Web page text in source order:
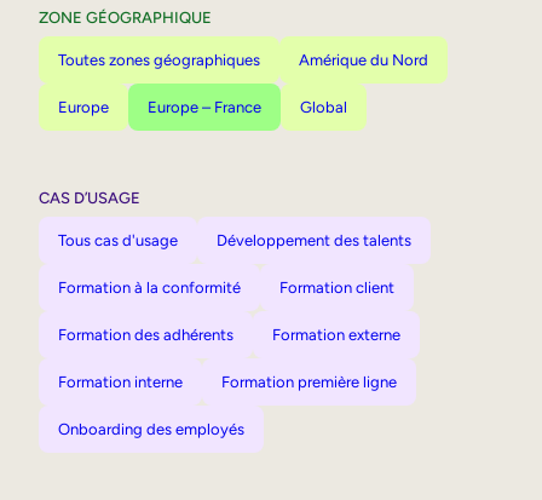
ZONE GÉOGRAPHIQUE
Toutes zones géographiques Amérique du Nord
Europe Europe – France Global
CAS D’USAGE
Tous cas d'usage Développement des talents
Formation à la conformité Formation client
Formation des adhérents Formation externe
Formation interne Formation première ligne
Onboarding des employés